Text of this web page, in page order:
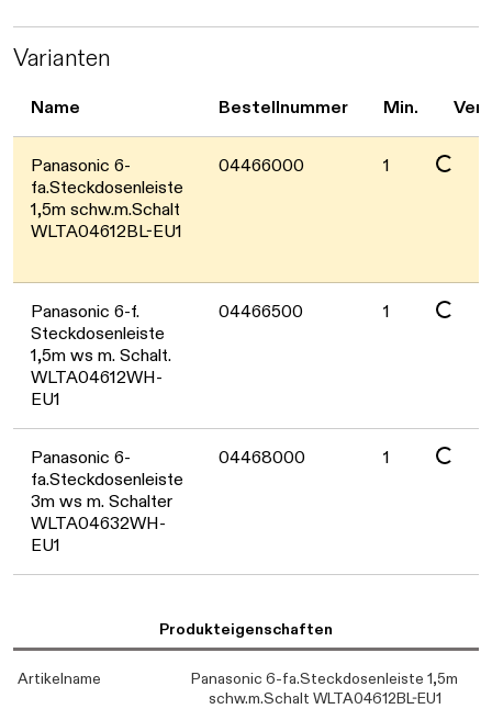
Daten werden geladen. Bitte warten...
Varianten
Name Bestellnummer Min.
Panasonic 6-
fa.Steckdosenleiste
1,5m schw.m.Schalt
WLTA04612BL-EU1
04466000 1 Daten werden geladen. Bitte warten...
Panasonic 6-f.
Steckdosenleiste
1,5m ws m. Schalt.
WLTA04612WH-
EU1
04466500 1 Daten werden geladen. Bitte warten...
Panasonic 6-
fa.Steckdosenleiste
3m ws m. Schalter
WLTA04632WH-
EU1
04468000 1 Daten werden geladen. Bitte warten...
Produkteigenschaften
Artikelname
Panasonic 6-fa.Steckdosenleiste 1,5m
schw.m.Schalt WLTA04612BL-EU1